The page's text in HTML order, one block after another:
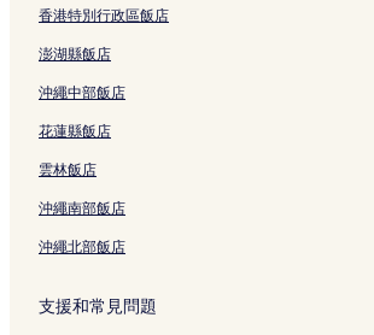
三星的民宿
五結的旅館
冬山的旅館
宜蘭縣的民宿
香港特別行政區飯店
澎湖縣飯店
沖繩中部飯店
花蓮縣飯店
雲林飯店
沖繩南部飯店
沖繩北部飯店
支援和常見問題